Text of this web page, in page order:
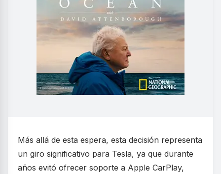
Más allá de esta espera, esta decisión representa
un giro significativo para Tesla, ya que durante
años evitó ofrecer soporte a Apple CarPlay,